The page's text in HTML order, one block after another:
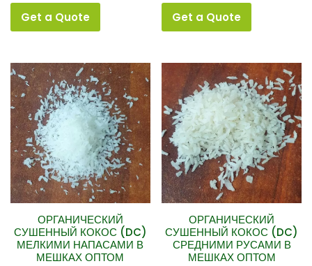
Get a Quote Get a Quote
ОРГАНИЧЕСКИЙ
СУШЕННЫЙ КОКОС (DC)
МЕЛКИМИ НАПАСАМИ В
МЕШКАХ ОПТОМ
ОРГАНИЧЕСКИЙ
СУШЕННЫЙ КОКОС (DC)
СРЕДНИМИ РУСАМИ В
МЕШКАХ ОПТОМ